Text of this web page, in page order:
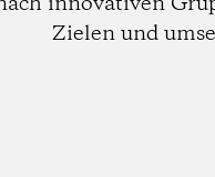
Zielen und